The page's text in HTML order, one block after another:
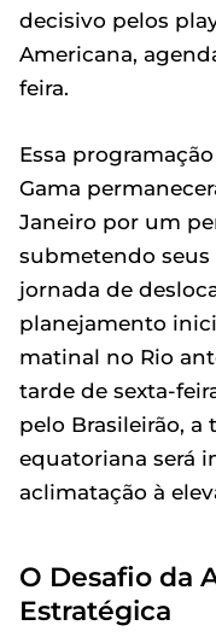
decisivo pelos
Americana,
feira.
Essa
Gama
Janeiro por um
submetendo
jornada de
planejamento
matinal no Rio
tarde de sexta-
pelo Brasileirão, a
equatoriana será
aclimatação à
O Desafio da
Estratégica